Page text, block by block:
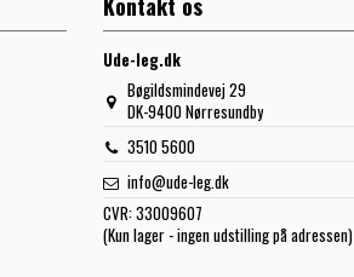
Ude-leg.dk
Bøgildsmindevej 29
DK-9400 Nørresundby
3510 5600
info@ude-leg.dk
CVR:33009607
(Kun lager - ingen udstilling på adressen)